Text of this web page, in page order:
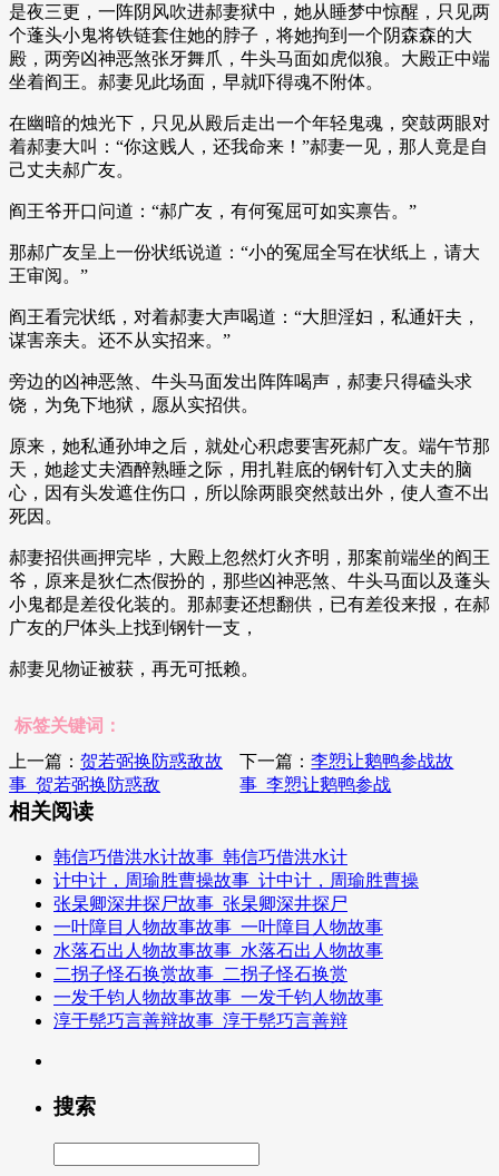
是夜三更，一阵阴风吹进郝妻狱中，她从睡梦中惊醒，只见两
个蓬头小鬼将铁链套住她的脖子，将她拘到一个阴森森的大
殿，两旁凶神恶煞张牙舞爪，牛头马面如虎似狼。大殿正中端
坐着阎王。郝妻见此场面，早就吓得魂不附体。
在幽暗的烛光下，只见从殿后走出一个年轻鬼魂，突鼓两眼对
着郝妻大叫：“你这贱人，还我命来！”郝妻一见，那人竟是自
己丈夫郝广友。
阎王爷开口问道：“郝广友，有何冤屈可如实禀告。”
那郝广友呈上一份状纸说道：“小的冤屈全写在状纸上，请大
王审阅。”
阎王看完状纸，对着郝妻大声喝道：“大胆淫妇，私通奸夫，
谋害亲夫。还不从实招来。”
旁边的凶神恶煞、牛头马面发出阵阵喝声，郝妻只得磕头求
饶，为免下地狱，愿从实招供。
原来，她私通孙坤之后，就处心积虑要害死郝广友。端午节那
天，她趁丈夫酒醉熟睡之际，用扎鞋底的钢针钉入丈夫的脑
心，因有头发遮住伤口，所以除两眼突然鼓出外，使人查不出
死因。
郝妻招供画押完毕，大殿上忽然灯火齐明，那案前端坐的阎王
爷，原来是狄仁杰假扮的，那些凶神恶煞、牛头马面以及蓬头
小鬼都是差役化装的。那郝妻还想翻供，已有差役来报，在郝
广友的尸体头上找到钢针一支，
郝妻见物证被获，再无可抵赖。
标签关键词：
上一篇： 贺若弼换防惑敌故
事_贺若弼换防惑敌
下一篇：李愬让鹅鸭参战故
事_李愬让鹅鸭参战
相关阅读
韩信巧借洪水计故事_韩信巧借洪水计
计中计，周瑜胜曹操故事_计中计，周瑜胜曹操
张杲卿深井探尸故事_张杲卿深井探尸
一叶障目人物故事故事_一叶障目人物故事
水落石出人物故事故事_水落石出人物故事
二拐子怪石换赏故事_二拐子怪石换赏
一发千钧人物故事故事_一发千钧人物故事
淳于髡巧言善辩故事_淳于髡巧言善辩
搜索